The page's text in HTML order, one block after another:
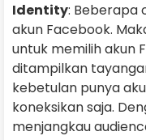
Identity: Beberapa
akun Facebook.
untuk memilih akun
ditampilkan
kebetulan punya
koneksikan saja.
menjangkau